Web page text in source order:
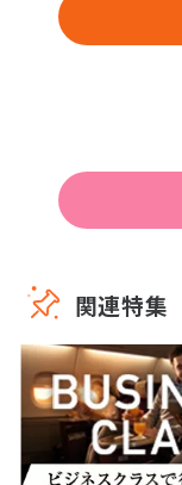
関連特集